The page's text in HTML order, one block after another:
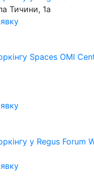
Тичини, 1a
Spaces OMI
у Regus Forum